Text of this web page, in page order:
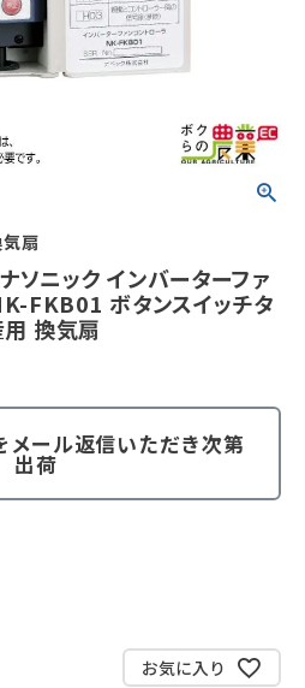
扇
ニック インバーターファ
FKB01 ボタンスイッチタ
換気扇
メール返信いただき次第
出荷
お気に入り